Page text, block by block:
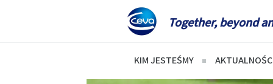
Together, beyond
KIM JESTEŚMY